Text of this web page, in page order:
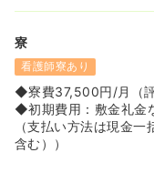
寮
看護師寮あり
◆寮費37,500円/月（
◆初期費用：敷金礼金
（支払い方法は現金
含む））